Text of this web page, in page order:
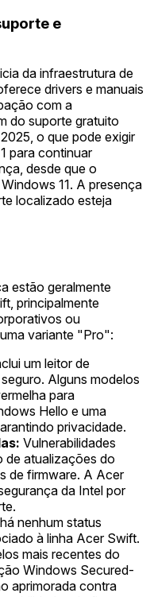
e
da infraestrutura de
drivers e manuais
com a
do suporte gratuito
o que pode exigir
para continuar
desde que o
11. A presença
localizado esteja
estão geralmente
principalmente
ou
variante "Pro":
um leitor de
Alguns modelos
para
Hello e uma
privacidade.
Vulnerabilidades
de atualizações do
de firmware. A Acer
da Intel por
nenhum status
à linha Acer Swift.
mais recentes do
Windows Secured-
aprimorada contra